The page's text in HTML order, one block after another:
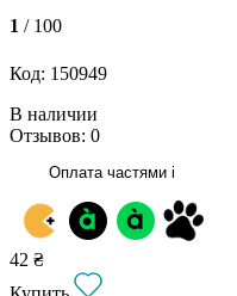
1 / 100
Код: 150949
В наличии
Отзывов: 0
Оплата частями i
42 ₴